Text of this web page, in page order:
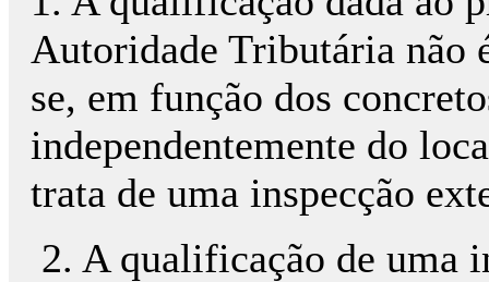
Autoridade Tributária não
se, em função dos
independentemente do
trata de uma inspecção
2. A qualificação de uma